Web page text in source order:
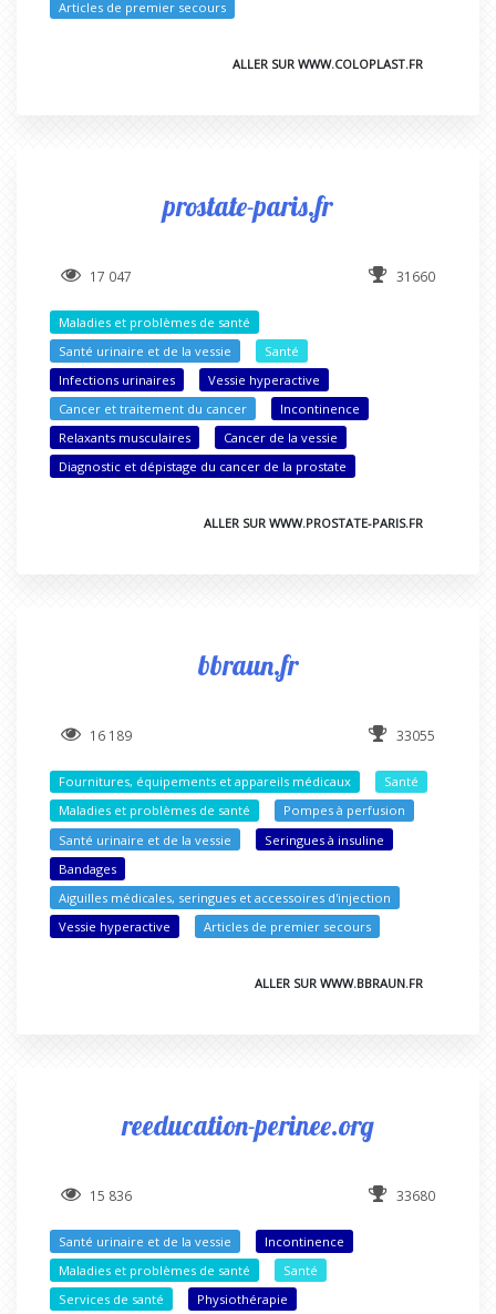
Articles de premier secours
ALLER SUR WWW.COLOPLAST.FR
prostate-paris.fr
17 047 31660
Maladies et problèmes de santé
Santé urinaire et de la vessie
Santé
Infections urinaires
Vessie hyperactive
Cancer et traitement du cancer
Incontinence
Relaxants musculaires
Cancer de la vessie
Diagnostic et dépistage du cancer de la prostate
ALLER SUR WWW.PROSTATE-PARIS.FR
bbraun.fr
16 189 33055
Fournitures, équipements et appareils médicaux
Santé
Maladies et problèmes de santé
Pompes à perfusion
Santé urinaire et de la vessie
Seringues à insuline
Bandages
Aiguilles médicales, seringues et accessoires d'injection
Vessie hyperactive
Articles de premier secours
ALLER SUR WWW.BBRAUN.FR
reeducation-perinee.org
15 836 33680
Santé urinaire et de la vessie
Incontinence
Maladies et problèmes de santé
Santé
Services de santé
Physiothérapie